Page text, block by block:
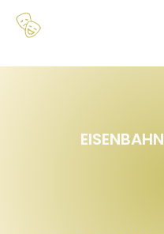
Zum Hauptinhalt springen